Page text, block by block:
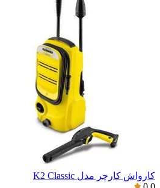
کارواش کارچر مدل K2 Classic